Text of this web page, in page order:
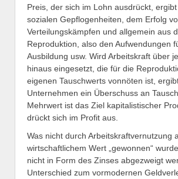
Preis, der sich im Lohn ausdrückt,
sozialen Gepflogenheiten, dem Erfolg
Verteilungskämpfen und allgemein aus
Reproduktion, also den Aufwendungen
Ausbildung usw. Wird Arbeitskraft über
hinaus eingesetzt, die für die
eigenen Tauschwerts vonnöten ist,
Unternehmen ein Überschuss an
Mehrwert ist das Ziel kapitalistischer
drückt sich im Profit aus.
Was nicht durch Arbeitskraftvernutzung
wirtschaftlichem Wert „gewonnen“
nicht in Form des Zinses abgezweigt
Unterschied zum vormodernen